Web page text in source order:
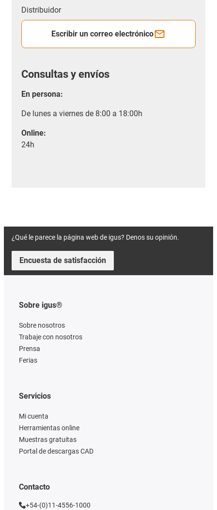
Distribuidor
Escribir un correo electrónico
Consultas y envíos
En persona:
De lunes a viernes de 8:00 a 18:00h
Online:
24h
¿Qué le parece la página web de igus? Denos su opinión.
Encuesta de satisfacción
Sobre igus®
Sobre nosotros
Trabaje con nosotros
Prensa
Ferias
Servicios
Mi cuenta
Herramientas online
Muestras gratuitas
Portal de descargas CAD
Contacto
+54-(0)11-4556-1000